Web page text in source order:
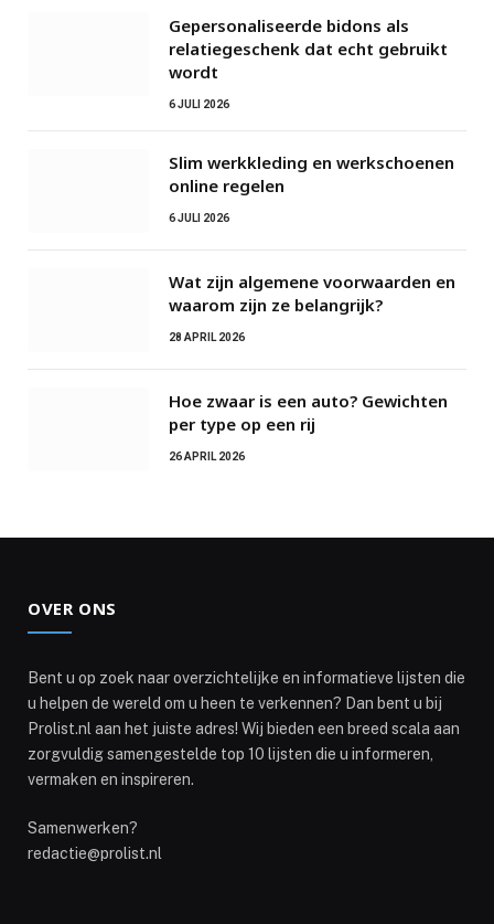
Gepersonaliseerde bidons als
relatiegeschenk dat echt gebruikt
wordt
6 JULI 2026
Slim werkkleding en werkschoenen
online regelen
6 JULI 2026
Wat zijn algemene voorwaarden en
waarom zijn ze belangrijk?
28 APRIL 2026
Hoe zwaar is een auto? Gewichten
per type op een rij
26 APRIL 2026
OVER ONS
Bent u op zoek naar overzichtelijke en informatieve lijsten die
u helpen de wereld om u heen te verkennen? Dan bent u bij
Prolist.nl aan het juiste adres! Wij bieden een breed scala aan
zorgvuldig samengestelde top 10 lijsten die u informeren,
vermaken en inspireren.
Samenwerken?
redactie@prolist.nl